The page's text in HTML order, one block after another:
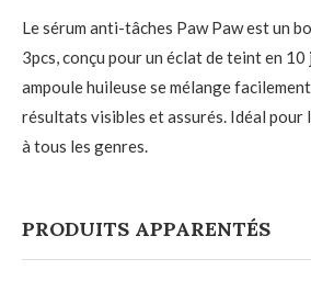
Le sérum anti-tâches Paw Paw est un
3pcs, conçu pour un éclat de teint en
ampoule huileuse se mélange
résultats visibles et assurés. Idéal pour
à tous les genres.
PRODUITS APPARENTÉS